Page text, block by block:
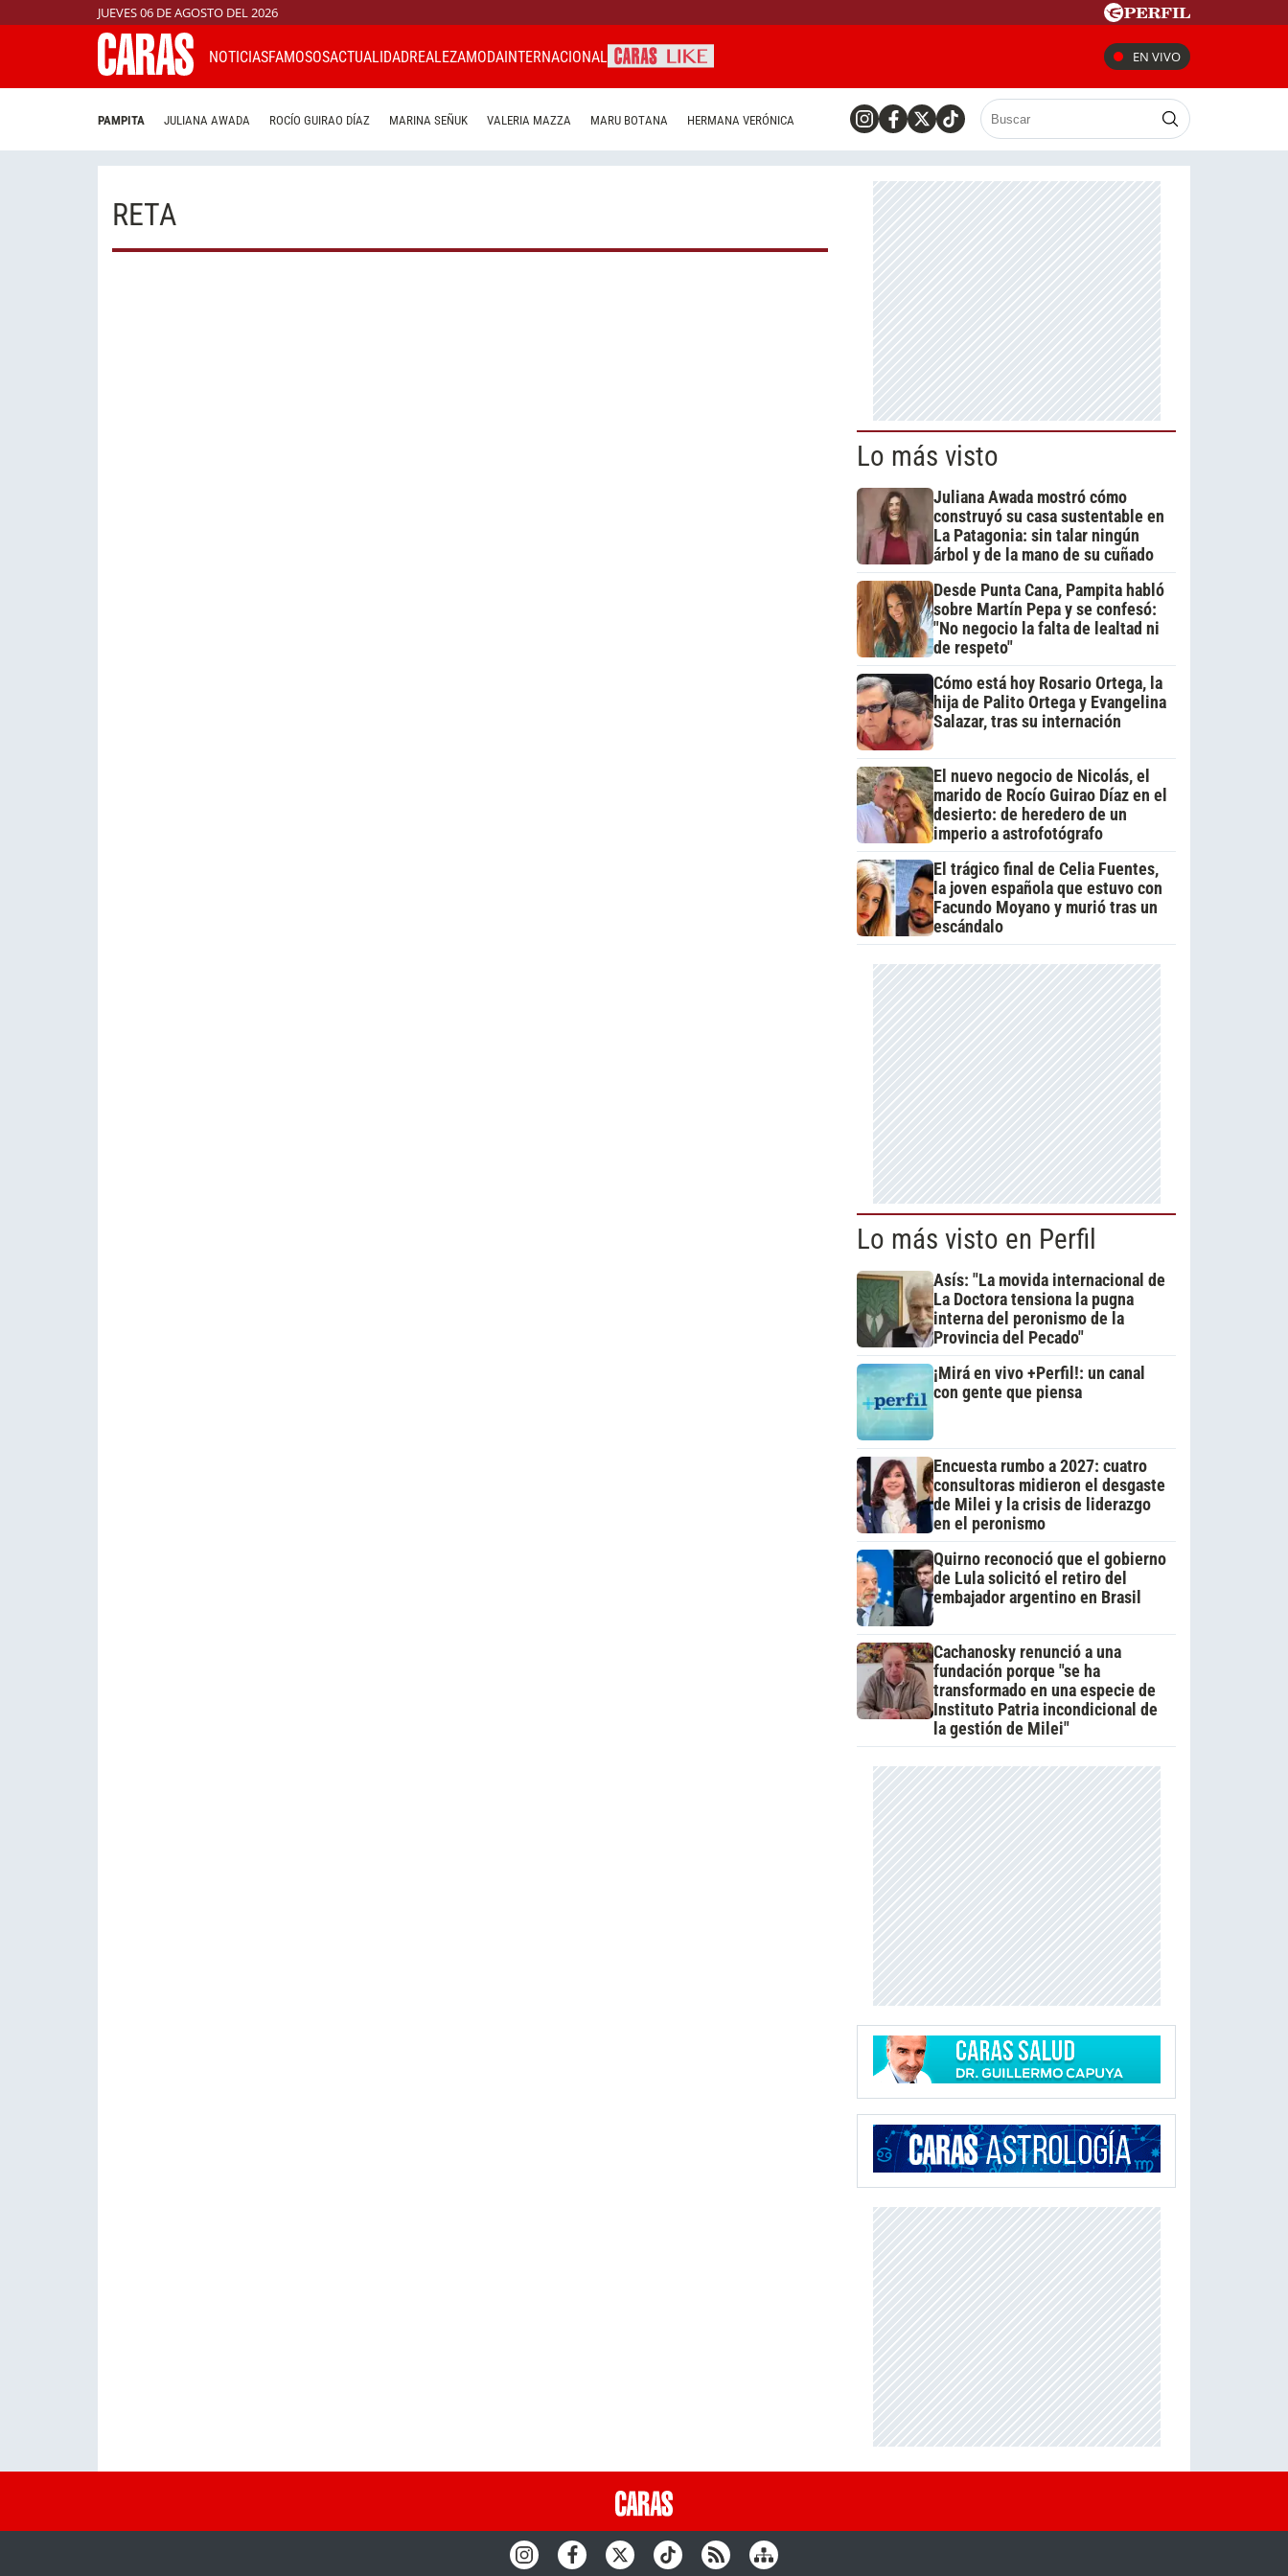
JUEVES 06 DE AGOSTO DEL 2026
NOTICIASFAMOSOSACTUALIDADREALEZAMODAINTERNACIONAL EN VIVO
PAMPITA JULIANA AWADA ROCÍO GUIRAO DÍAZ MARINA SEÑUK VALERIA MAZZA MARU BOTANA HERMANA VERÓNICA
RETA
Lo más visto
Juliana Awada mostró cómo
construyó su casa sustentable en
La Patagonia: sin talar ningún
árbol y de la mano de su cuñado
Desde Punta Cana, Pampita habló
sobre Martín Pepa y se confesó:
"No negocio la falta de lealtad ni
de respeto"
Cómo está hoy Rosario Ortega, la
hija de Palito Ortega y Evangelina
Salazar, tras su internación
El nuevo negocio de Nicolás, el
marido de Rocío Guirao Díaz en el
desierto: de heredero de un
imperio a astrofotógrafo
El trágico final de Celia Fuentes,
la joven española que estuvo con
Facundo Moyano y murió tras un
escándalo
Lo más visto en Perfil
Asís: "La movida internacional de
La Doctora tensiona la pugna
interna del peronismo de la
Provincia del Pecado"
¡Mirá en vivo +Perfil!: un canal
con gente que piensa
Encuesta rumbo a 2027: cuatro
consultoras midieron el desgaste
de Milei y la crisis de liderazgo
en el peronismo
Quirno reconoció que el gobierno
de Lula solicitó el retiro del
embajador argentino en Brasil
Cachanosky renunció a una
fundación porque "se ha
transformado en una especie de
Instituto Patria incondicional de
la gestión de Milei"